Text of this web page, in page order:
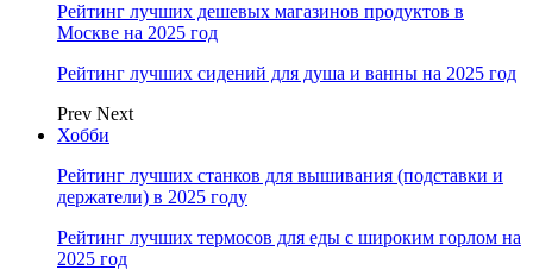
Рейтинг лучших дешевых магазинов продуктов в
Москве на 2025 год
Рейтинг лучших сидений для душа и ванны на 2025 год
Prev Next
Хобби
Рейтинг лучших станков для вышивания (подставки и
держатели) в 2025 году
Рейтинг лучших термосов для еды с широким горлом на
2025 год